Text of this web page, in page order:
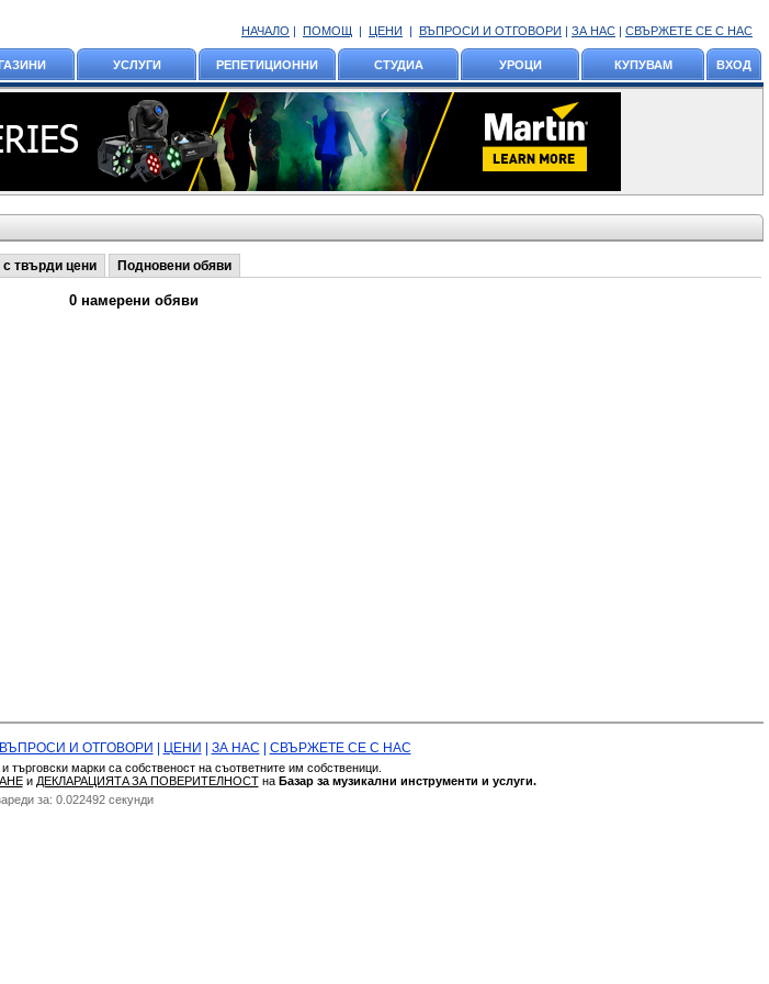
НАЧАЛО | ПОМОЩ | ЦЕНИ | ВЪПРОСИ И ОТГОВОРИ | ЗА НАС | СВЪРЖЕТЕ СЕ С НАС
УСЛУГИ РЕПЕТИЦИОННИ СТУДИА УРОЦИ КУПУВАМ ВХОД
твърди цени Подновени обяви
0 намерени обяви
ВЪПРОСИ И ОТГОВОРИ ЦЕНИ ЗА НАС СВЪРЖЕТЕ СЕ С НАС
търговски марки са собственост на съответните им собственици.
и ДЕКЛАРАЦИЯТA ЗА ПОВЕРИТЕЛНОСТна Базар за музикални инструменти и услуги.
за: 0.022492 секунди